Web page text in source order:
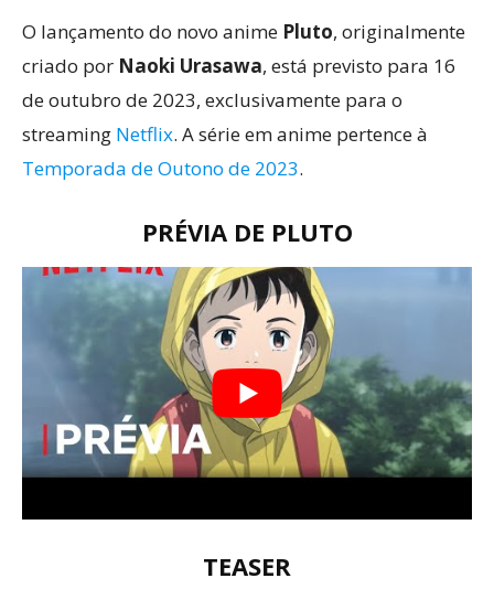
O lançamento do novo anime Pluto, originalmente
criado por Naoki Urasawa, está previsto para 16
de outubro de 2023, exclusivamente para o
streaming Netflix. A série em anime pertence à
Temporada de Outono de 2023.
PRÉVIA DE PLUTO
TEASER